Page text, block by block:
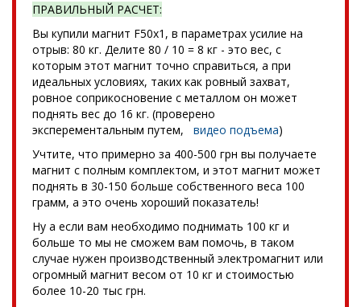
ПРАВИЛЬНЫЙ РАСЧЕТ:
Вы купили магнит F50x1, в параметрах усилие на
отрыв: 80 кг. Делите 80 / 10 = 8 кг - это вес, с
которым этот магнит точно справиться, а при
идеальных условиях, таких как ровный захват,
ровное соприкосновение с металлом он может
поднять вес до 16 кг. (проверено
эксперементальным путем, видео подъема)
Учтите, что примерно за 400-500 грн вы получаете
магнит с полным комплектом, и этот магнит может
поднять в 30-150 больше собственного веса 100
грамм, а это очень хороший показатель!
Ну а если вам необходимо поднимать 100 кг и
больше то мы не сможем вам помочь, в таком
случае нужен производственный электромагнит или
огромный магнит весом от 10 кг и стоимостью
более 10-20 тыс грн.